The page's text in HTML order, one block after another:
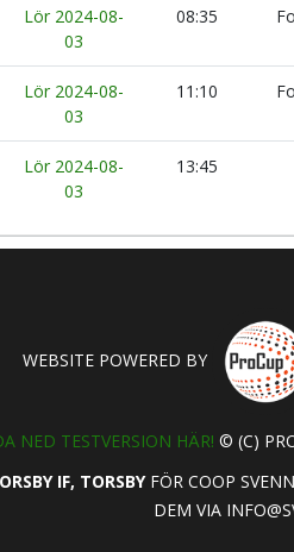
Lör 2024-08-
03
08:35
Lör 2024-08-
03
11:10
Lör 2024-08-
03
13:45
WEBSITE POWERED BY
NED TESTVERSION HÄR! © (C)
IF, TORSBYFÖR COOP
DEM VIA